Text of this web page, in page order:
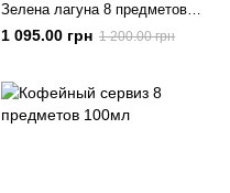
Зелена лагуна 8 предметов
100мл
1 095.00 грн 1 200.00 грн